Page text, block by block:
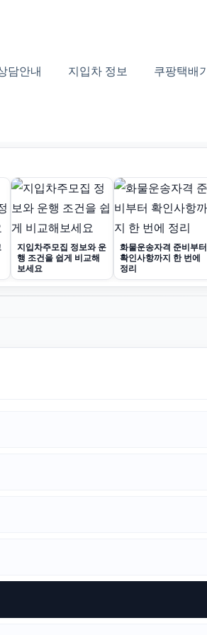
담안내 지입차 정보 쿠팡택배
지입차주모집 정보와 운
행 조건을 쉽게 비교해
보세요
화물운송자격 준비부터
확인사항까지 한 번에
정리